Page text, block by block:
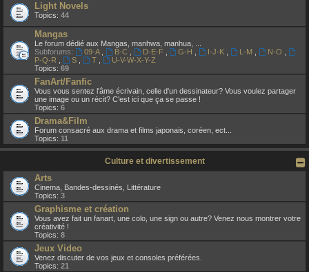
Light Novels
Topics: 44
Mangas
Le forum dédié aux Mangas, manhwa, manhua, ...
Subforums:
09-A B-C D-E-F G-H I-J-K L-M N-O
P-Q-R
S T
U-V-W-X-Y-Z
Topics: 69
FanArt/Fanfic
Vous vous sentez l'âme écrivain, celle d'un dessinateur? Vous voulez partager
une image ou un récit? C'est ici que ça se passe !
Topics: 6
Drama&Film
Forum consacré aux drama et films japonais, coréen, ect...
Topics: 11
Culture et divertissement
Arts
Cinema, Bandes-dessinés, Littérature
Topics: 3
Graphisme et création
Vous avez fait un fanart, une colo, une sign ou autre? Venez nous montrer votre
créativité !
Topics: 8
Jeux Video
Venez discuter de vos jeux et consoles préférées.
Topics: 21